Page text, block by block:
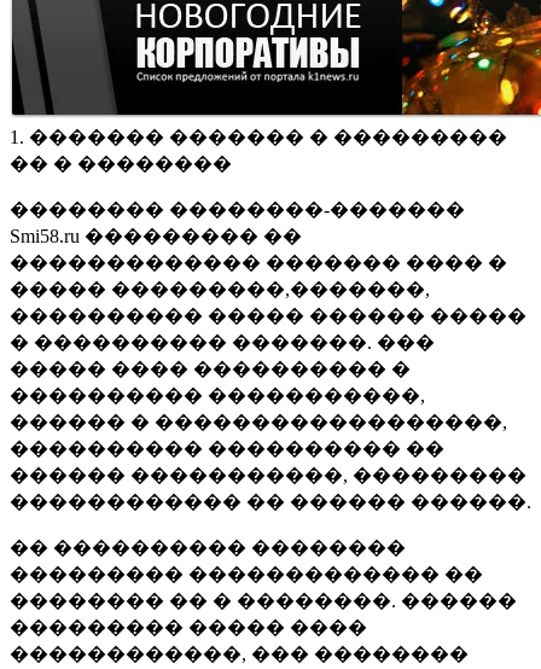
1. ������� ������� � ���������
�� � ��������
�������� ��������-�������
Smi58.ru ��������� ��
������������� ������� ���� �
����� ���������,�������,
���������� ����� ������ �����
� ���������� �������. ���
����� ���� ���������� �
���������� �����������,
������ � ������������������,
���������� ���������� ��
������ �����������, ���������
������������ �� ������ ������.
�� ���������� ��������
��������� ������������� ��
�������� �� � ��������. ������
��������� ����� ����
������������, ��� ��������